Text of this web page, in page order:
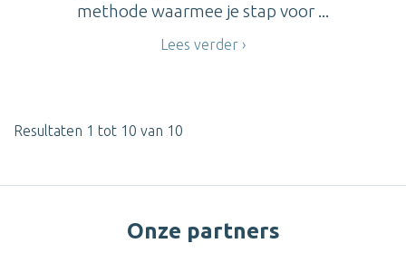
methode waarmee je stap voor ...
Lees verder
Resultaten 1 tot 10 van 10
Onze partners